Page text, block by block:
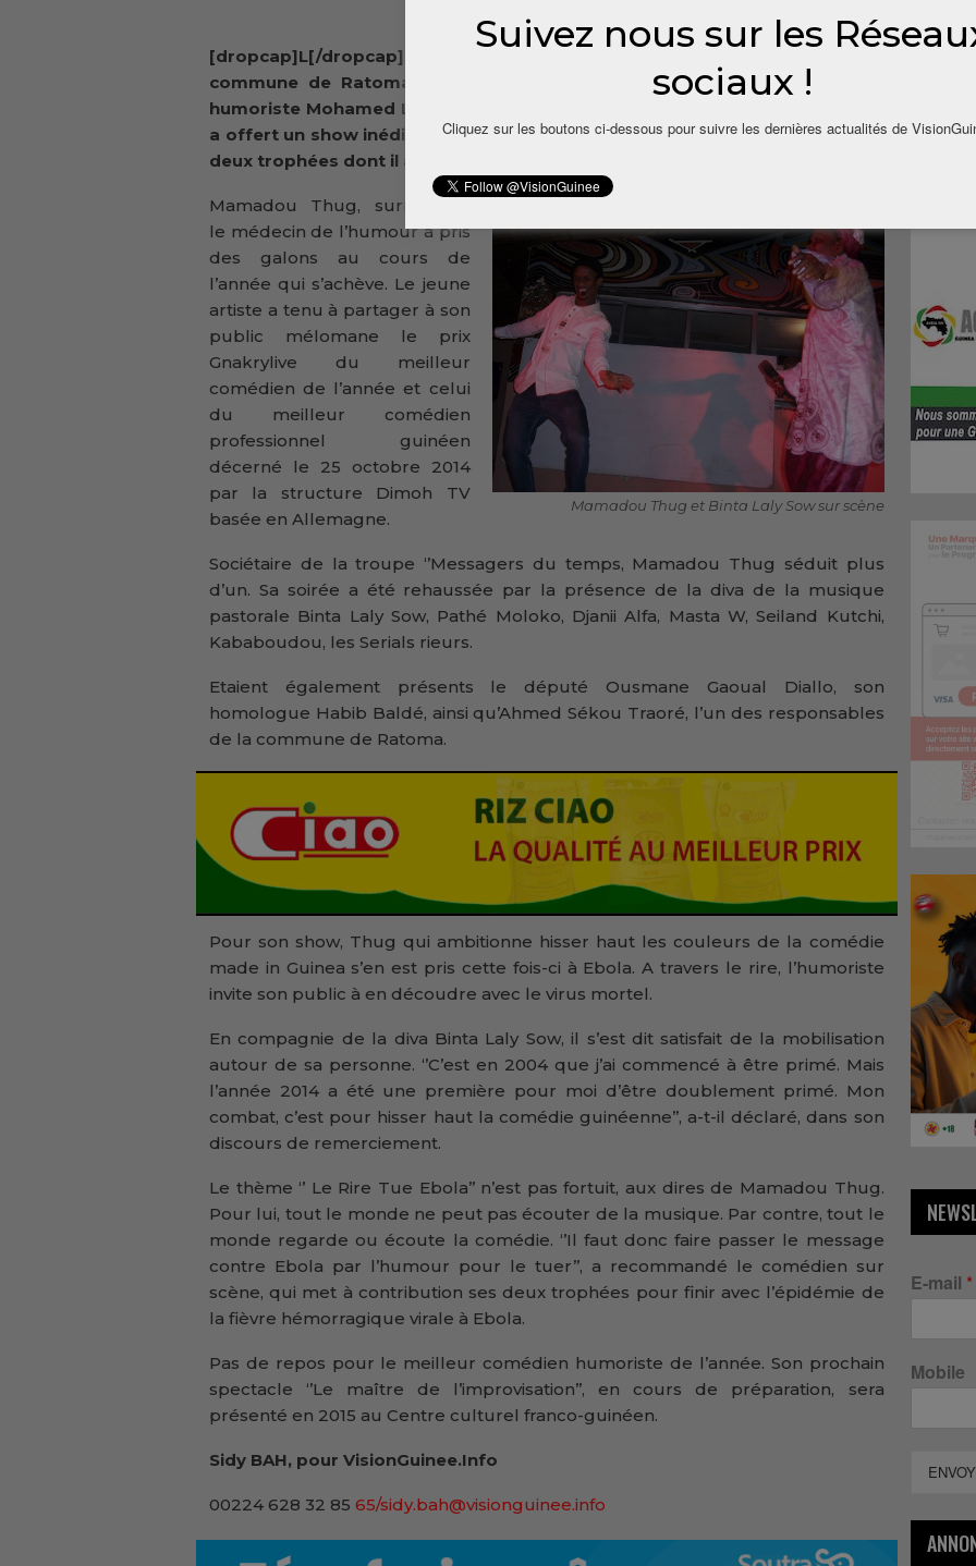
[dropcap]L[/dropcap]e Belsito de Nongo, ex-First, réceptacle situé dans la
commune de Ratoma a refoulé du monde vendredi soir. Le comédien-
humoriste Mohamed Lamine Diallo, plus connu sous le nom Mamadou Thug
a offert un show inédit de près de 4h d’horloge et célébré avec ses fans les
deux trophées dont il a reçus au cours de l’année 2014.
Mamadou Thug et Binta Laly Sow sur scène
Mamadou Thug, surnommé
le médecin de l’humour a pris
des galons au cours de
l’année qui s’achève. Le jeune
artiste a tenu à partager à son
public mélomane le prix
Gnakrylive du meilleur
comédien de l’année et celui
du meilleur comédien
professionnel guinéen
décerné le 25 octobre 2014
par la structure Dimoh TV
basée en Allemagne.
Sociétaire de la troupe ‘’Messagers du temps, Mamadou Thug séduit plus
d’un. Sa soirée a été rehaussée par la présence de la diva de la musique
pastorale Binta Laly Sow, Pathé Moloko, Djanii Alfa, Masta W, Seiland Kutchi,
Kababoudou, les Serials rieurs.
Etaient également présents le député Ousmane Gaoual Diallo, son
homologue Habib Baldé, ainsi qu’Ahmed Sékou Traoré, l’un des responsables
de la commune de Ratoma.
Pour son show, Thug qui ambitionne hisser haut les couleurs de la comédie
made in Guinea s’en est pris cette fois-ci à Ebola. A travers le rire, l’humoriste
invite son public à en découdre avec le virus mortel.
En compagnie de la diva Binta Laly Sow, il s’est dit satisfait de la mobilisation
autour de sa personne. ‘’C’est en 2004 que j’ai commencé à être primé. Mais
l’année 2014 a été une première pour moi d’être doublement primé. Mon
combat, c’est pour hisser haut la comédie guinéenne’’, a-t-il déclaré, dans son
discours de remerciement.
Le thème ‘’ Le Rire Tue Ebola’’ n’est pas fortuit, aux dires de Mamadou Thug.
Pour lui, tout le monde ne peut pas écouter de la musique. Par contre, tout le
monde regarde ou écoute la comédie. ‘’Il faut donc faire passer le message
contre Ebola par l’humour pour le tuer’’, a recommandé le comédien sur
scène, qui met à contribution ses deux trophées pour finir avec l’épidémie de
la fièvre hémorragique virale à Ebola.
Pas de repos pour le meilleur comédien humoriste de l’année. Son prochain
spectacle ‘’Le maître de l’improvisation’’, en cours de préparation, sera
présenté en 2015 au Centre culturel franco-guinéen.
Sidy BAH, pour VisionGuinee.Info
00224 628 32 85 65/sidy.bah@visionguinee.info
E-mail *
Mobile
Suivez nous sur les
sociaux !
Cliquez sur les boutons ci-dessous pour suivre les dernières actualités de